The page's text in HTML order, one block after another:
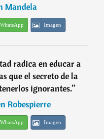
Mandela
WhatsApp Imagen
radica en educar a
que el secreto de la
ignorantes.”
Robespierre
WhatsApp Imagen